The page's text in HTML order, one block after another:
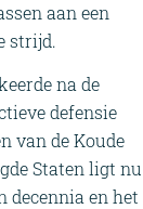
aan een
strijd.
na de
defensie
van de Koude
Staten ligt nu
decennia en het